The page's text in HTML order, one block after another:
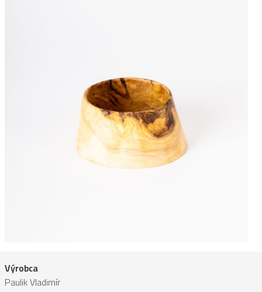
Výrobca
Paulik Vladimír